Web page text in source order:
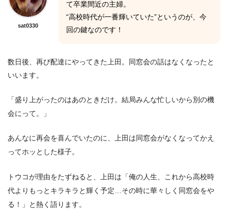
sat0330
て卒業間近の主婦。
“高校時代が一番輝いていた”というのが、今
回の鍵なのです！
数日後、再び配達にやってきた上田。同窓会の話はなくなったと
いいます。
「盛り上がったのはあのときだけ。結局みんな忙しいから別の機
会にって。」
あんなに再会を喜んでいたのに、上田は同窓会がなくなってかえ
ってホッとした様子。
トウコが理由をたずねると、上田は「俺の人生、これから高校時
代よりもっとキラキラと輝く予定…その時に華々しく同窓会をや
る！」と熱く語ります。